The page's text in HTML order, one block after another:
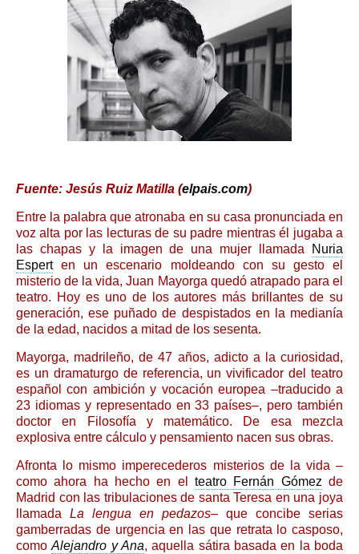
Fuente: Jesús Ruiz Matilla (elpais.com)
Entre la palabra que atronaba en su casa pronunciada en
voz alta por las lecturas de su padre mientras él jugaba a
las chapas y la imagen de una mujer llamada
Nuria
Esperten un escenario moldeando con su gesto el
misterio de la vida, Juan Mayorga quedó atrapado para el
teatro. Hoy es uno de los autores más brillantes de su
generación, ese puñado de despistados en la medianía
de la edad, nacidos a mitad de los sesenta.
Mayorga, madrileño, de 47 años, adicto a la curiosidad,
es un dramaturgo de referencia, un vivificador del teatro
español con ambición y vocación europea –traducido a
23 idiomas y representado en 33 países–, pero también
doctor en Filosofía y matemático. De esa mezcla
explosiva entre cálculo y pensamiento nacen sus obras.
Afronta lo mismo imperecederos misterios de la vida –
como ahora ha hecho en el teatro Fernán Gómez de
Madrid con las tribulaciones de santa Teresa en una joya
llamada La lengua en pedazos– que concibe serias
gamberradas de urgencia en las que retrata lo casposo,
comoAlejandro y Ana, aquella sátira basada en la boda